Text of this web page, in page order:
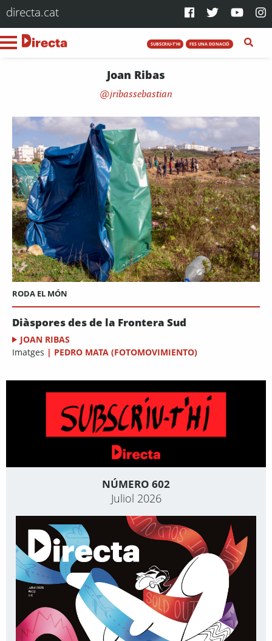
directa.cat
SUBSCRIU-T'HI FES UNA DONACIÓ
Joan Ribas
jribassebastian
RODA EL MÓN
Diàspores des de la Frontera Sud
JOAN RIBAS
Imatges | PEDRO MATA (FOTOMOVIMIENTO)
NÚMERO 602
Juliol 2026